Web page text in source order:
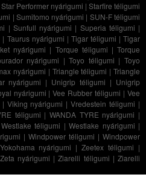
Star Performer nyárigumi | Starfire téligumi
| Sumitomo nyárigumi | SUN-F téligumi
| Sunfull nyárigumi | Superia téligumi |
| Taurus nyárigumi | Tigar téligumi |Tigar
nyárigumi | Torque téligumi |Torque
nyárigumi |Toyo téligumi |Toyo
nyárigumi | Triangle téligumi |Triangle
nyárigumi | Unigrip téligumi | Unigrip
nyárigumi |Vee Rubber téligumi |Vee
| Viking nyárigumi |Vredestein téligumi |
téligumi | WANDA TYRE nyárigumi |
Westlake téligumi |Westlake nyárigumi |
| Windpower téligumi | Windpower
Yokohama nyárigumi |Zeetex téligumi |
Zeta nyárigumi |Ziarelli téligumi | Ziarelli